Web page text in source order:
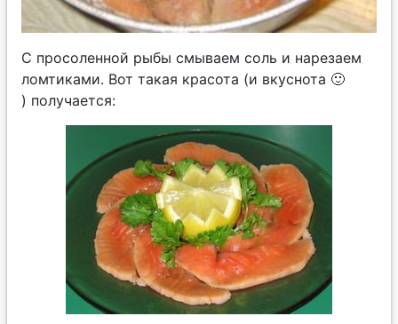
С просоленной рыбы смываем соль и нарезаем
ломтиками. Вот такая красота (и вкуснота 🙂
) получается: